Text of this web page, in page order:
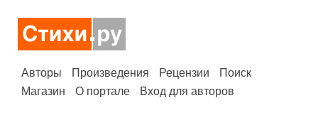
Авторы Произведения Рецензии
Поиск
Магазин
О портале Вход для авторов